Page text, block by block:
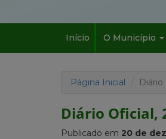
Início O Município
Página Inicial Diário
Diário Oficial,
Publicado em 20 de